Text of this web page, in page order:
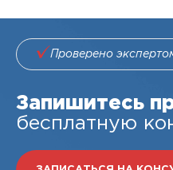
Проверено
Запишитесь
бесплатную